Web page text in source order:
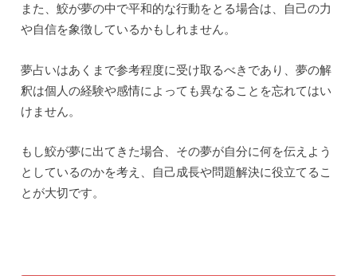
また、鮫が夢の中で平和的な行動をとる場合は、自己の力
や自信を象徴しているかもしれません。
夢占いはあくまで参考程度に受け取るべきであり、夢の解
釈は個人の経験や感情によっても異なることを忘れてはい
けません。
もし鮫が夢に出てきた場合、その夢が自分に何を伝えよう
としているのかを考え、自己成長や問題解決に役立てるこ
とが大切です。